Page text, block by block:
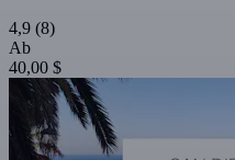
4,9 (8)
Ab
40,00 $